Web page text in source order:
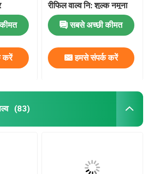
actuator
डिओडोरेंट वाल्व एक्ट्यूएटर
करें
रीफिल वाल्व नि: शुल्क नमूना
सबसे अच्छी कीमत
हमसे संपर्क करें
(83)